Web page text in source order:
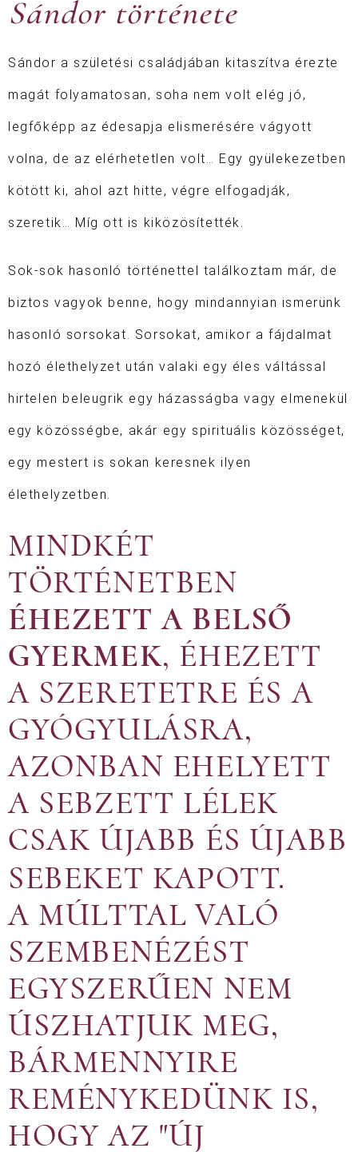
Sándor története
Sándor a születési családjában kitaszítva érezte
magát folyamatosan, soha nem volt elég jó,
legfőképp az édesapja elismerésére vágyott
volna, de az elérhetetlen volt… Egy gyülekezetben
kötött ki, ahol azt hitte, végre elfogadják,
szeretik… Míg ott is kiközösítették.
Sok-sok hasonló történettel találkoztam már, de
biztos vagyok benne, hogy mindannyian ismerünk
hasonló sorsokat. Sorsokat, amikor a fájdalmat
hozó élethelyzet után valaki egy éles váltással
hirtelen beleugrik egy házasságba vagy elmenekül
egy közösségbe, akár egy spirituális közösséget,
egy mestert is sokan keresnek ilyen
élethelyzetben.
MINDKÉT
TÖRTÉNETBEN
ÉHEZETT A BELSŐ
GYERMEK, ÉHEZETT
A SZERETETRE ÉS A
GYÓGYULÁSRA,
AZONBAN EHELYETT
A SEBZETT LÉLEK
CSAK ÚJABB ÉS ÚJABB
SEBEKET KAPOTT.
A MÚLTTAL VALÓ
SZEMBENÉZÉST
EGYSZERŰEN NEM
ÚSZHATJUK MEG,
BÁRMENNYIRE
REMÉNYKEDÜNK IS,
HOGY AZ "ÚJ